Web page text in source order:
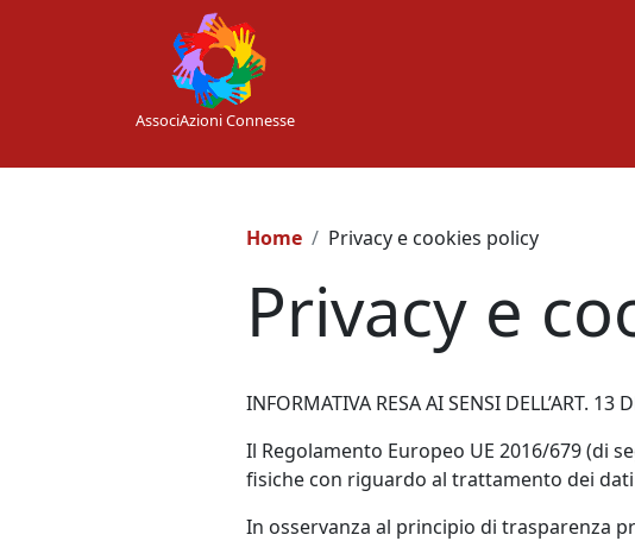
AssociAzioni Connesse
Home Privacy e cookies policy
Privacy e
INFORMATIVA RESA AI SENSI DELL’ART.
Il Regolamento Europeo UE 2016/679 (di
fisiche con riguardo al trattamento dei
In osservanza al principio di trasparenza